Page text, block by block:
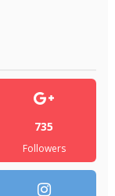
735
Followers